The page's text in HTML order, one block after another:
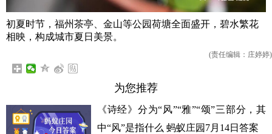
初夏时节，福州茶亭、金山等公园荷塘全面盛开，碧水繁花
相映，构成城市夏日美景。
(责任编辑：庄婷婷)
为您推荐
《诗经》分为“风”“雅”“颂”三部分，其
中“风”是指什么 蚂蚁庄园7月14日答案